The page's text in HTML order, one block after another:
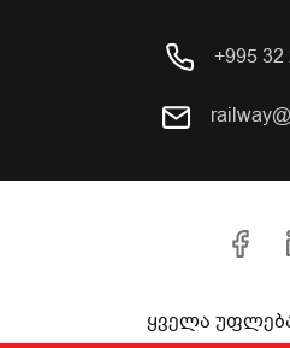
+995 32
ყველა